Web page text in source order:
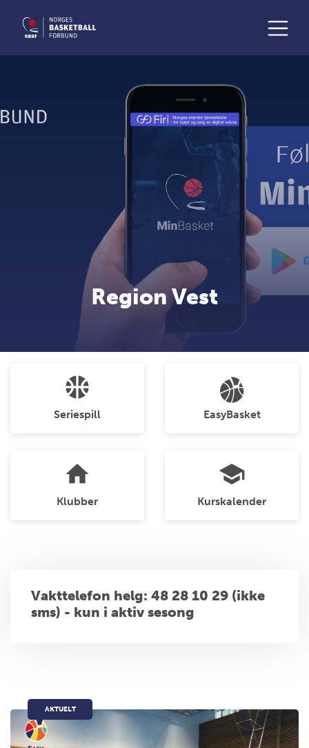
Region Vest
sports_basketball
Seriespill EasyBasket
home
Klubber
school
Kurskalender
Vakttelefon helg: 48 28 10 29 (ikke
sms) - kun i aktiv sesong
AKTUELT